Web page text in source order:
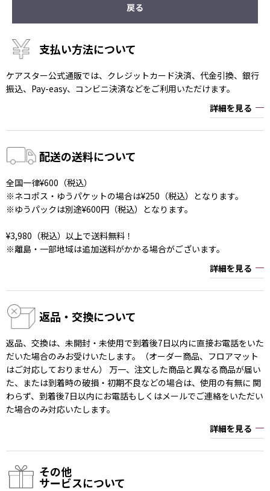
戻る
支払い方法について
ケアスター公式通販では、クレジットカード決済、代金引換、銀行
振込、Pay-easy、コンビニ決済などをご利用いただけます。
詳細を見る
配送の送料について
全国一律¥600（税込）
※ネコポス・ゆうパケットの場合は¥250（税込）となります。
※ゆうパックは別途¥600円（税込）となります。
¥3,980（税込）以上で送料無料！
※離島・一部地域は追加送料がかかる場合がございます。
詳細を見る
返品・交換について
返品、交換は、未開封・未使用で到着後7日以内に直接お電話をいた
だいた場合のみお受けいたします。（オーダー商品、フロアマット
はご対応しておりません） 万一、注文した商品と異なる商品が届い
た、または到着時の破損・初期不良などの場合は、使用の有無に 関
わらず、到着後7日以内にお電話もしくはメールでご連絡をいただい
た場合のみ対応いたします。
詳細を見る
その他
サービスについて